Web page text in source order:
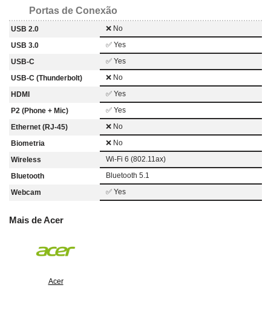
Portas de Conexão
USB 2.0
❌ No
USB 3.0
✅ Yes
USB-C
✅ Yes
USB-C (Thunderbolt)
❌ No
HDMI
✅ Yes
P2 (Phone + Mic)
✅ Yes
Ethernet (RJ-45)
❌ No
Biometria
❌ No
Wireless
Wi-Fi 6 (802.11ax)
Bluetooth
Bluetooth 5.1
Webcam
✅ Yes
Mais de Acer
Acer